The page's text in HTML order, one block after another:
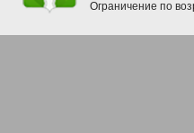
Ограничение по